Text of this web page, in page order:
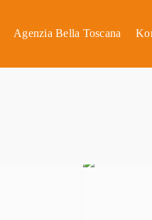
Agenzia Bella Toscana